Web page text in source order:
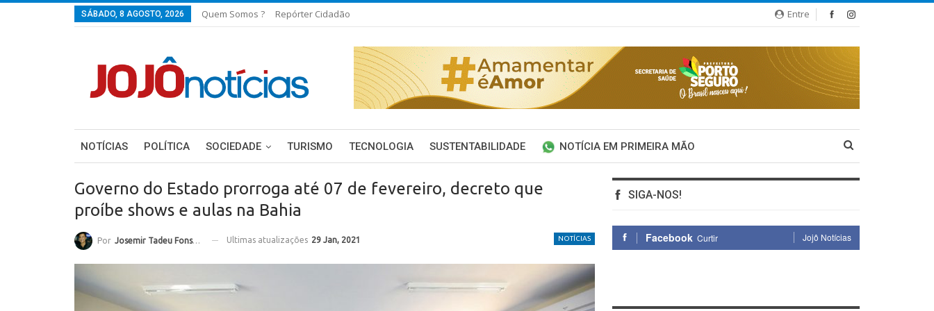
Entre
SÁBADO, 8 AGOSTO, 2026 Quem Somos ? Repórter Cidadão
NOTÍCIAS POLÍTICA SOCIEDADE TURISMO TECNOLOGIA SUSTENTABILIDADE NOTÍCIA EM PRIMEIRA MÃO
Governo do Estado prorroga até 07 de fevereiro, decreto que
proíbe shows e aulas na Bahia
NOTÍCIAS
Por Josemir Tadeu Fonseca Ultimas atualizações 29 Jan, 2021
SIGA-NOS!
Facebook Curtir Jojô Notícias